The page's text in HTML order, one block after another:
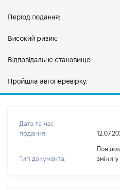
Період подання:
Високий ризик:
Відповідальне становище:
Пройшла автоперевірку:
Дата та час
подання:
Тип документа:
зміни